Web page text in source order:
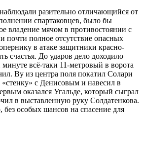
разительно отличающийся от
спартаковцев, было бы
владение мячом в противостоянии с
почти полное отсутствие опасных
в атаке защитники красно-
счастья. До ударов дело доходило
всё-таки 11-метровый в ворота
Ву из центра поля покатил Солари
«стенку» с Денисовым и навесил в
оказался Угальде, который сыграл
в выставленную руку Солдатенкова.
без особых шансов на спасение для